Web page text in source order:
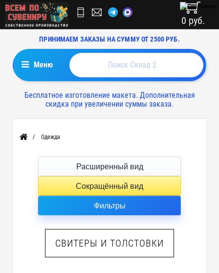
ПРИНИМАЕМ ЗАКАЗЫ НА СУММУ ОТ 2500 РУБ.
0 руб.
Меню
Бесплатное изготовление макета. Дополнительная
скидка при увеличении суммы заказа.
Главная Одежда
Расширенный вид
Сокращённый вид
Фильтры
СВИТЕРЫ И ТОЛСТОВКИ